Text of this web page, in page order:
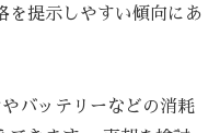
を提示しやすい傾向にあ
バッテリーなどの消耗